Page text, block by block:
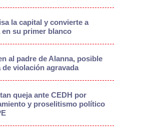
la capital y convierte a
en su primer blanco
al padre de Alanna, posible
de violación agravada
queja ante CEDH por
y proselitismo político